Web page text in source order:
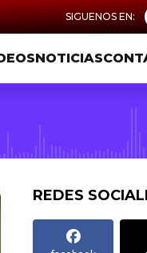
NOTICIAS
REDES